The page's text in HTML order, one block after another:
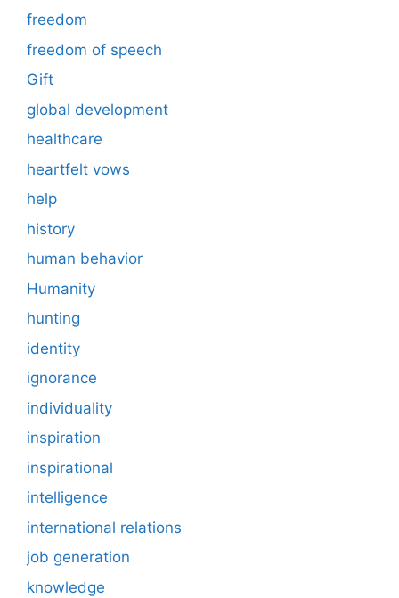
freedom
freedom of speech
Gift
global development
healthcare
heartfelt vows
help
history
human behavior
Humanity
hunting
identity
ignorance
individuality
inspiration
inspirational
intelligence
international relations
job generation
knowledge